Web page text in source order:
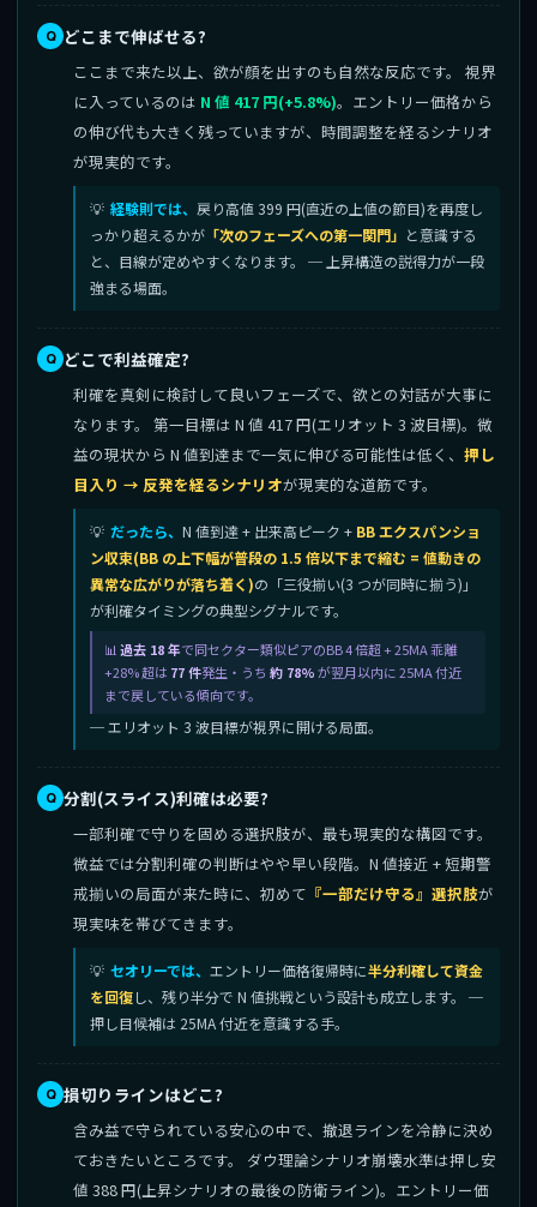
どこまで伸ばせる?
ここまで来た以上、欲が顔を出すのも自然な反応です。 視界
に入っているのは N 値 417 円(+5.8%)。エントリー価格から
の伸び代も大きく残っていますが、時間調整を経るシナリオ
が現実的です。
経験則では、 戻り高値 399 円(直近の上値の節目)を再度し
っかり超えるかが 「次のフェーズへの第一関門」 と意識する
と、目線が定めやすくなります。 ─ 上昇構造の説得力が一段
強まる場面。
どこで利益確定?
利確を真剣に検討して良いフェーズで、欲との対話が大事に
なります。 第一目標は N 値 417 円(エリオット 3 波目標)。微
益の現状から N 値到達まで一気に伸びる可能性は低く、 押し
目入り → 反発を経るシナリオが現実的な道筋です。
だったら、 N 値到達 + 出来高ピーク + BB エクスパンショ
ン収束(BB の上下幅が普段の 1.5 倍以下まで縮む = 値動きの
異常な広がりが落ち着く)の「三役揃い(3 つが同時に揃う)」
が利確タイミングの典型シグナルです。
過去 18 年で同セクター類似ピアのBB 4 倍超 + 25MA 乖離
+28% 超は 77 件発生・うち 約 78%が翌月以内に 25MA 付近
まで戻している傾向です。
─ エリオット 3 波目標が視界に開ける局面。
分割(スライス)利確は必要?
一部利確で守りを固める選択肢が、最も現実的な構図です。
微益では分割利確の判断はやや早い段階。N 値接近 + 短期警
戒揃いの局面が来た時に、初めて 『一部だけ守る』選択肢が
現実味を帯びてきます。
セオリーでは、 エントリー価格復帰時に半分利確して資金
を回復し、残り半分で N 値挑戦という設計も成立します。 ─
押し目候補は 25MA 付近を意識する手。
損切りラインはどこ?
含み益で守られている安心の中で、撤退ラインを冷静に決め
ておきたいところです。 ダウ理論シナリオ崩壊水準は押し安
値 388 円(上昇シナリオの最後の防衛ライン)。エントリー価